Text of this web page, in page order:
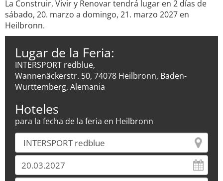
La Construir, Vivir y Renovar tendrá lugar en 2 días de
sábado, 20. marzo a domingo, 21. marzo 2027 en
Heilbronn.
Lugar de la Feria:
INTERSPORT redblue,
Wannenäckerstr. 50, 74078 Heilbronn, Baden-
Wurttemberg, Alemania
Hoteles
para la fecha de la feria en Heilbronn